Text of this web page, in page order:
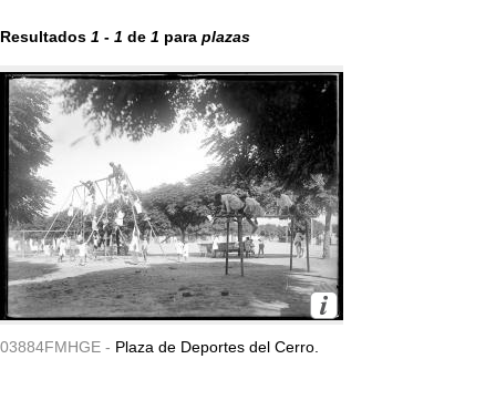
Resultados 1 - 1 de 1 para plazas
03884FMHGE - Plaza de Deportes del Cerro.